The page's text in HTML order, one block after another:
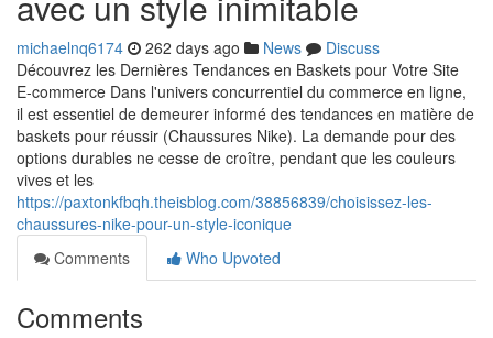
michaelnq6174 262 days ago News
Discuss
Découvrez les Dernières Tendances en Baskets pour Votre Site
E-commerce Dans l'univers concurrentiel du commerce en ligne,
il est essentiel de demeurer informé des tendances en matière de
baskets pour réussir (Chaussures Nike). La demande pour des
options durables ne cesse de croître, pendant que les couleurs
vives et les
https://paxtonkfbqh.theisblog.com/38856839/choisissez-les-
chaussures-nike-pour-un-style-iconique
Comments
Who Upvoted
Comments